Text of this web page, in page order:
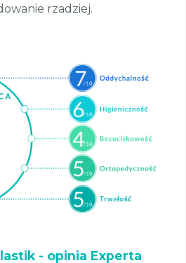
rzadziej.
- opinia Experta